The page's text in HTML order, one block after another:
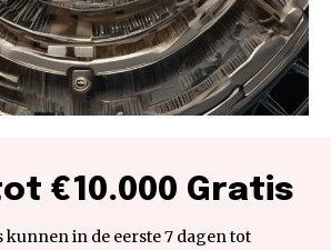
€10.000 Gratis
in de eerste 7 dagen tot